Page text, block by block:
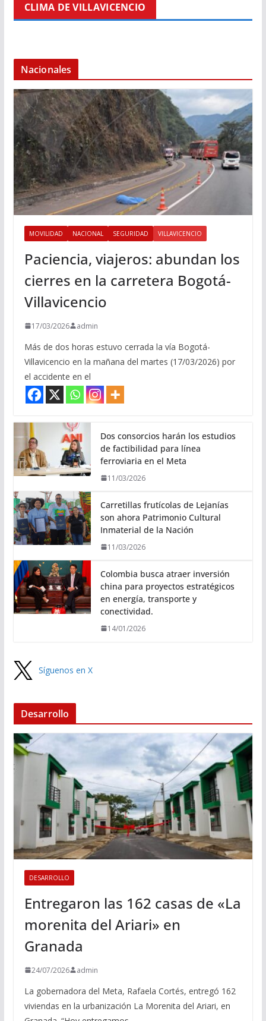
CLIMA DE VILLAVICENCIO
Nacionales
MOVILIDAD NACIONAL SEGURIDAD VILLAVICENCIO
Paciencia, viajeros: abundan los
cierres en la carretera Bogotá-
Villavicencio
17/03/2026 admin
Más de dos horas estuvo cerrada la vía Bogotá-
Villavicencio en la mañana del martes (17/03/2026) por
el accidente en el
Dos consorcios harán los estudios
de factibilidad para línea
ferroviaria en el Meta
11/03/2026
Carretillas frutícolas de Lejanías
son ahora Patrimonio Cultural
Inmaterial de la Nación
11/03/2026
Colombia busca atraer inversión
china para proyectos estratégicos
en energía, transporte y
conectividad.
14/01/2026
Síguenos en X
Desarrollo
DESARROLLO
Entregaron las 162 casas de «La
morenita del Ariari» en
Granada
24/07/2026 admin
La gobernadora del Meta, Rafaela Cortés, entregó 162
viviendas en la urbanización La Morenita del Ariari, en